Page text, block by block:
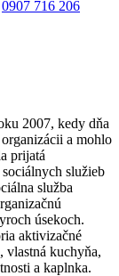
0907 716 206
2007, kedy dňa
a mohlo
prijatá
služieb
služba
úsekoch.
aktivizačné
vlastná kuchyňa,
a kaplnka.